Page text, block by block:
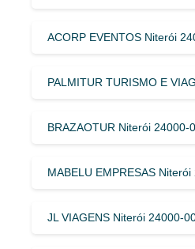
ACORP EVENTOS Niterói
PALMITUR TURISMO E
BRAZAOTUR Niterói 24000-
MABELU EMPRESAS
JL VIAGENS Niterói 24000-